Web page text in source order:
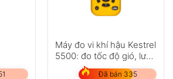
Máy đo vi khí hậu Kestrel
5500: đo tốc độ gió, lưu
lượng khí
Đã bán 335